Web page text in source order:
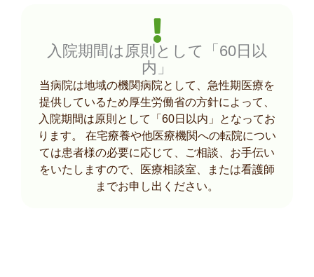
入院期間は原則として「60日以
内」
当病院は地域の機関病院として、急性期医療を
提供しているため厚生労働省の方針によって、
入院期間は原則として「60日以内」となってお
ります。 在宅療養や他医療機関への転院につい
ては患者様の必要に応じて、ご相談、お手伝い
をいたしますので、医療相談室、または看護師
までお申し出ください。